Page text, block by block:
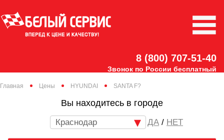
8 (800) 707-51-40
Звонок по России бесплатный
Главная Цены HYUNDAI SANTA F?
Вы находитесь в городе
Краснодар / НЕТ